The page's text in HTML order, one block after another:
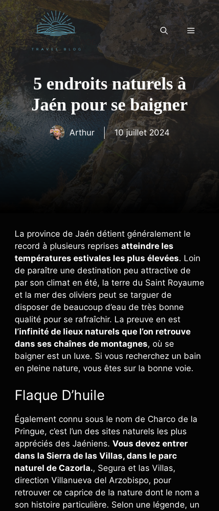
Aller
au
contenu
Menu
5 endroits naturels à
Jaén pour se baigner
Arthur 10 juillet 2024
La province de Jaén détient généralement le
record à plusieurs reprises atteindre les
températures estivales les plus élevées. Loin
de paraître une destination peu attractive de
par son climat en été, la terre du Saint Royaume
et la mer des oliviers peut se targuer de
disposer de beaucoup d’eau de très bonne
qualité pour se rafraîchir. La preuve en est
l’infinité de lieux naturels que l’on retrouve
dans ses chaînes de montagnes, où se
baigner est un luxe. Si vous recherchez un bain
en pleine nature, vous êtes sur la bonne voie.
Flaque D’huile
Également connu sous le nom de Charco de la
Pringue, c’est l’un des sites naturels les plus
appréciés des Jaéniens. Vous devez entrer
dans la Sierra de las Villas, dans le parc
naturel de Cazorla., Segura et las Villas,
direction Villanueva del Arzobispo, pour
retrouver ce caprice de la nature dont le nom a
son histoire particulière. Selon une légende, un